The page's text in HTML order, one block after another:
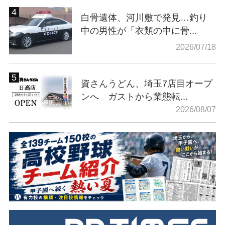
白骨遺体、河川敷で発見…釣り
中の男性が「衣類の中に骨...
2026/07/18
資さんうどん、埼玉7店目オープ
ンへ ガストから業態転...
2026/08/07